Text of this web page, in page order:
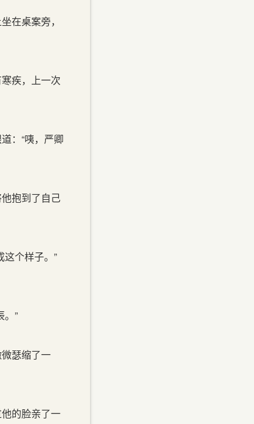
在桌案旁，
疾，上一次
：“咦，严卿
抱到了自己
个样子。”
。”
瑟缩了一
的脸亲了一